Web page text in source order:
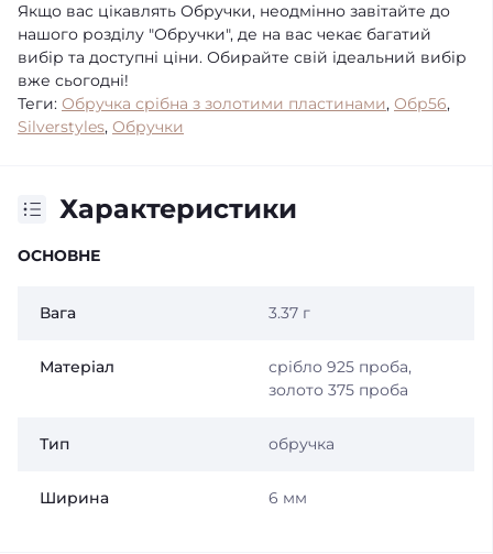
Якщо вас цікавлять Обручки, неодмінно завітайте до
нашого розділу "Обручки", де на вас чекає багатий
вибір та доступні ціни. Обирайте свій ідеальний вибір
вже сьогодні!
Теги: Обручка срібна з золотими пластинами, Обр56,
Silverstyles, Обручки
Характеристики
ОСНОВНЕ
Вага 3.37 г
Матеріал
срібло 925 проба,
золото 375 проба
Тип обручка
Ширина 6 мм